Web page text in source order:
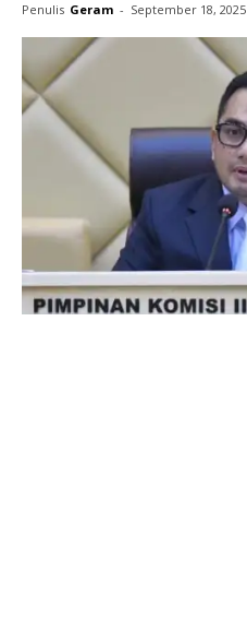
Penulis Geram - September 18, 2025